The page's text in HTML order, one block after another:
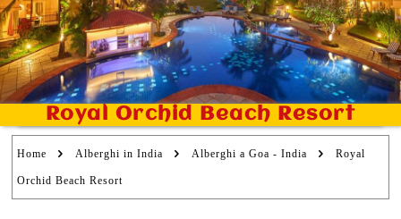
Royal Orchid Beach Resort
Home Alberghi in India Alberghi a Goa - India Royal
Orchid Beach Resort